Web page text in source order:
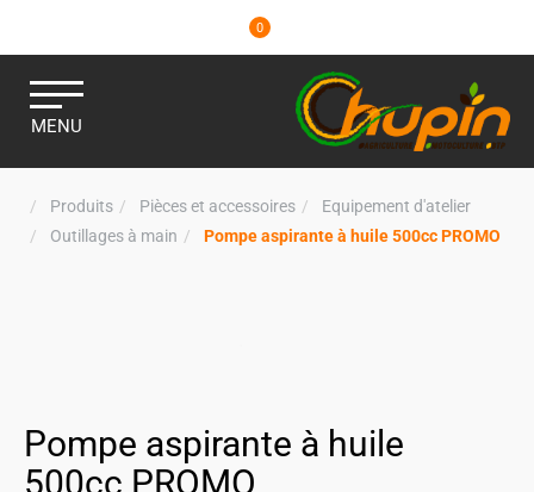
0
MENU
Produits Pièces et accessoires
Equipement d'atelier
Outillages à main
Pompe aspirante à huile 500cc PROMO
Pompe aspirante à huile
500cc PROMO